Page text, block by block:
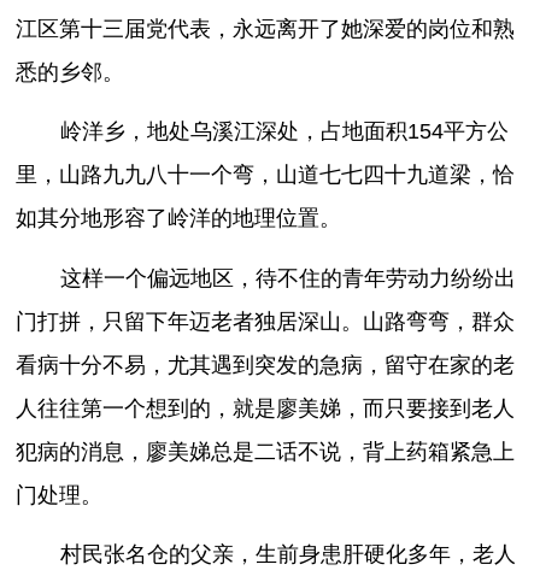
江区第十三届党代表，永远离开了她深爱的岗位和熟
悉的乡邻。
岭洋乡，地处乌溪江深处，占地面积154平方公
里，山路九九八十一个弯，山道七七四十九道梁，恰
如其分地形容了岭洋的地理位置。
这样一个偏远地区，待不住的青年劳动力纷纷出
门打拼，只留下年迈老者独居深山。山路弯弯，群众
看病十分不易，尤其遇到突发的急病，留守在家的老
人往往第一个想到的，就是廖美娣，而只要接到老人
犯病的消息，廖美娣总是二话不说，背上药箱紧急上
门处理。
村民张名仓的父亲，生前身患肝硬化多年，老人